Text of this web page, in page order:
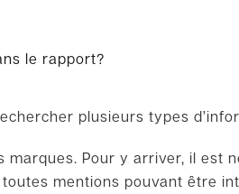
le rapport?
plusieurs types
Pour y arriver, il est
mentions pouvant être